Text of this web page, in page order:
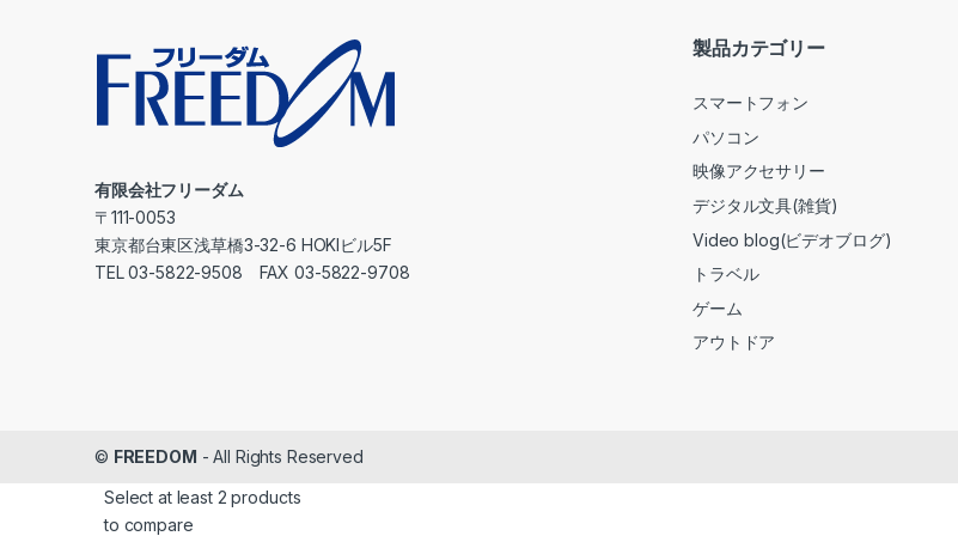
有限会社フリーダム
〒111-0053
東京都台東区浅草橋3-32-6 HOKIビル5F
TEL 03-5822-9508 FAX 03-5822-9708
製品カテゴリー
スマートフォン
パソコン
映像アクセサリー
デジタル文具(雑貨)
Video blog(ビデオブログ)
トラベル
ゲーム
アウトドア
© FREEDOM - All Rights Reserved
Select at least 2 products
to compare